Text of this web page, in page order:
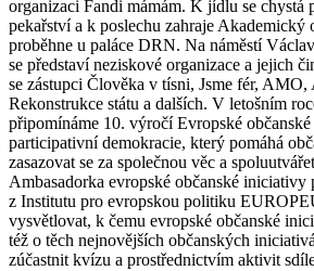
organizaci Fandi mámám. K jídlu se chystá
pekařství a k poslechu zahraje
proběhne u paláce DRN. Na náměstí
se představí neziskové organizace a jejich
se zástupci Člověka v tísni, Jsme fér, AMO,
Rekonstrukce státu a dalších. V letošním
připomínáme 10. výročí Evropské
participativní demokracie, který pomáhá
zasazovat se za společnou věc a
Ambasadorka evropské občanské iniciativy
z Institutu pro evropskou politiku
vysvětlovat, k čemu evropské občanské
též o těch nejnovějších občanských
zúčastnit kvízu a prostřednictvím aktivit